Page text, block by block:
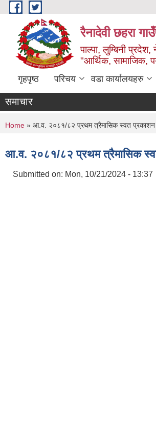
Skip to main content
रैनादेवी छहरा
पाल्पा, लुम्बिनी प्रदेश,
"आर्थिक, सामाजिक,
गृहपृष्ठ परिचय वडा कार्यालयहरु
समाचार
You are here
Home » आ.व. २०८१/८२ प्रथम त्रैमासिक स्वत प्रकाशन
आ.व. २०८१/८२ प्रथम त्रैमासिक
Submitted on: Mon, 10/21/2024 - 13:37